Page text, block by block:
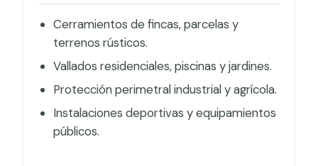
Cerramientos de fincas, parcelas y
terrenos rústicos.
Vallados residenciales, piscinas y jardines.
Protección perimetral industrial y agrícola.
Instalaciones deportivas y equipamientos
públicos.